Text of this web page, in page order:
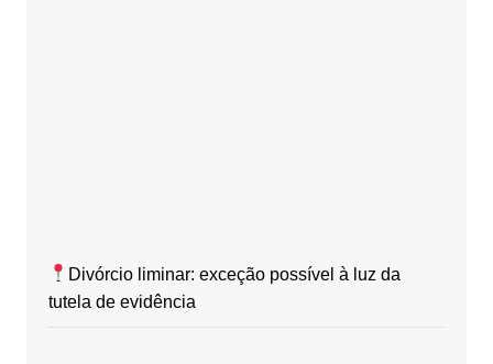
Divórcio liminar: exceção possível à luz da
tutela de evidência